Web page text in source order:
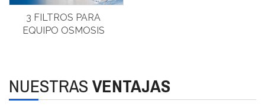
3 FILTROS PARA
EQUIPO OSMOSIS
NUESTRAS VENTAJAS